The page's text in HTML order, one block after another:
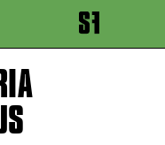
springen
springen
springen